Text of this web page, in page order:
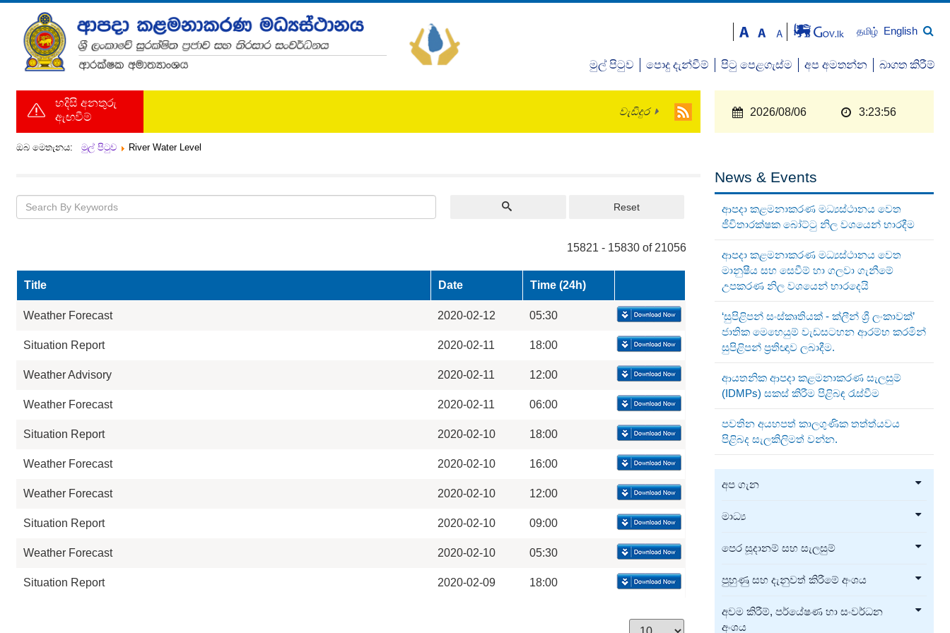
தமிழ் English
මුල් පිටුව පොදු දැන්වීම් පිටු පෙළගැස්ම අප අමතන්න බාගත කිරීම්
හදිසි අනතුරු
ඇඟවීම්
වැඩිදුර 2026/08/06 3:23:57
ඔබ මෙතැනය: මුල් පිටුව River Water Level
Reset
15821 - 15830 of 21056
Title Date Time (24h)
Weather Forecast 2020-02-12 05:30
Situation Report 2020-02-11 18:00
Weather Advisory 2020-02-11 12:00
Weather Forecast 2020-02-11 06:00
Situation Report 2020-02-10 18:00
Weather Forecast 2020-02-10 16:00
Weather Forecast 2020-02-10 12:00
Situation Report 2020-02-10 09:00
Weather Forecast 2020-02-10 05:30
Situation Report 2020-02-09 18:00
News & Events
ආපදා කළමනාකරණ මධ්‍යස්ථානය වෙත
ජීවිතාරක්ෂක බෝට්ටු නිල වශයෙන් භාරදීම
ආපදා කළමනාකරණ මධ්‍යස්ථානය වෙත
මානුෂීය සහ සෙවීම් හා ගලවා ගැනීමේ
උපකරණ නිල වශයෙන් භාරදෙයි
‘සුපිළිපන් සංස්කෘතියක් - ක්ලීන් ශ්‍රී ලංකාවක්’
ජාතික මෙහෙයුම් වැඩසටහන ආරම්භ කරමින්
සුපිළිපන් ප්‍රතිඥාව ලබාදීම.
ආයතනික ආපදා කළමනාකරණ සැලසුම්
(IDMPs) සකස් කිරීම පිළිබඳ රැස්වීම
පවතින අයහපත් කාලගුණික තත්ත්යවය
පිළිබද සැලකිලිමත් වන්න.
අප ගැන
මාධ්‍ය
පෙර සූදානම් සහ සැලසුම්
පුහුණු සහ දැනුවත් කිරීමේ අංශය
අවම කිරීම්, පර්යේෂණ හා සංවර්ධන
අංශය